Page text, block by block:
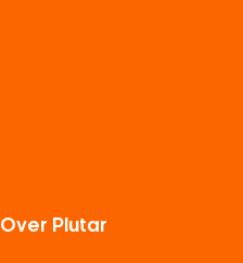
Over Plutar